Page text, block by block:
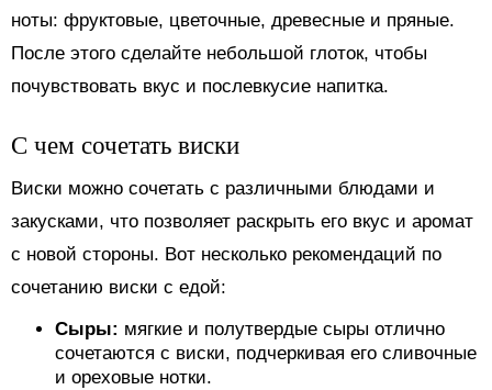
ноты: фруктовые, цветочные, древесные и пряные.
После этого сделайте небольшой глоток, чтобы
почувствовать вкус и послевкусие напитка.
С чем сочетать виски
Виски можно сочетать с различными блюдами и
закусками, что позволяет раскрыть его вкус и аромат
с новой стороны. Вот несколько рекомендаций по
сочетанию виски с едой:
Сыры: мягкие и полутвердые сыры отлично
сочетаются с виски, подчеркивая его сливочные
и ореховые нотки.